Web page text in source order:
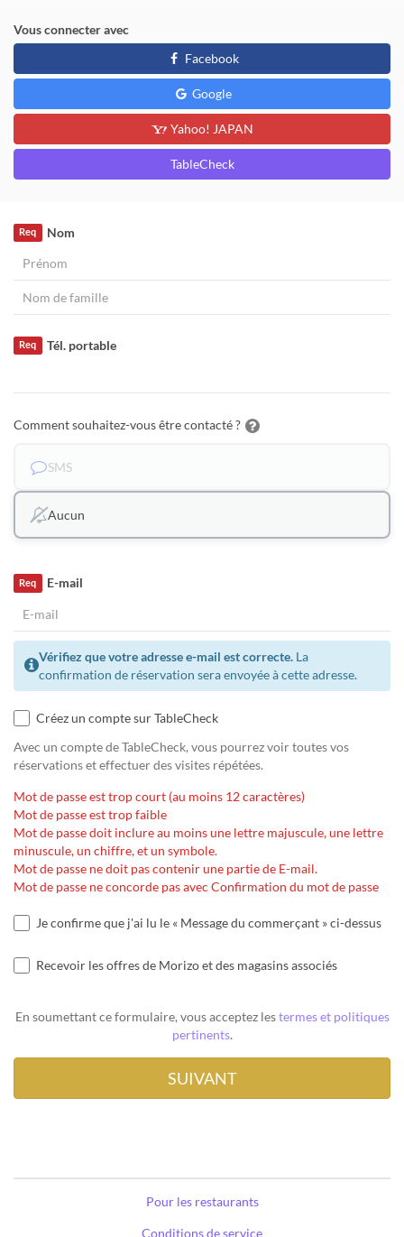
Vous connecter avec
Facebook
Google
Yahoo! JAPAN
TableCheck
Nom
Req
Tél. portable
Req
Comment souhaitez-vous être contacté ?
SMS
Aucun
E-mail
Req
Vérifiez que votre adresse e-mail est correcte. La
confirmation de réservation sera envoyée à cette adresse.
Créez un compte sur TableCheck
Avec un compte de TableCheck, vous pourrez voir toutes vos
réservations et effectuer des visites répétées.
Mot de passe est trop court (au moins 12 caractères)
Mot de passe est trop faible
Mot de passe doit inclure au moins une lettre majuscule, une lettre
minuscule, un chiffre, et un symbole.
Mot de passe ne doit pas contenir une partie de E-mail.
Mot de passe ne concorde pas avec Confirmation du mot de passe
Je confirme que j'ai lu le « Message du commerçant » ci-dessus
Recevoir les offres de Morizo et des magasins associés
En soumettant ce formulaire, vous acceptez lestermes et politiques
pertinents.
Pour les restaurants
Conditions de service